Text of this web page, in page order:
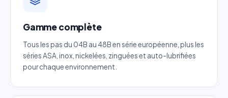
Gamme complète
Tous les pas du 04B au 48B en série européenne, plus les
séries ASA, inox, nickelées, zinguées et auto-lubrifiées
pour chaque environnement.
Entreprise